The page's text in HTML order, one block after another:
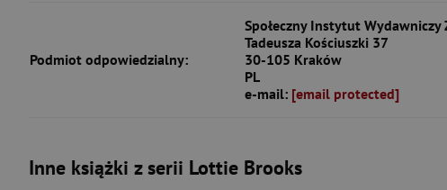
Podmiot odpowiedzialny:
Społeczny Instytut Wydawniczy
Tadeusza Kościuszki 37
30-105 Kraków
PL
e-mail: [email protected]
Inne książki z serii Lottie Brooks